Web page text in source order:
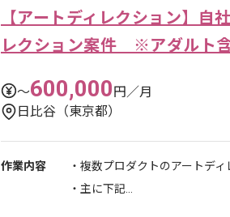
【アートディレクション】自
レクション案件 ※アダルト
〜600,000円／月
日比谷（東京都）
作業内容
・複数プロダクトのアートデ
・主に下記...